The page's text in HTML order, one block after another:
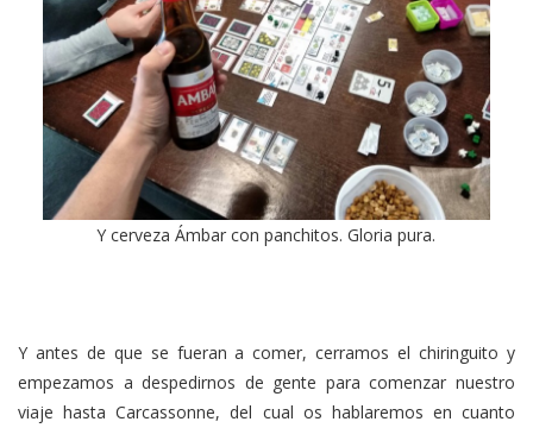
Y cerveza Ámbar con panchitos. Gloria pura.
Y antes de que se fueran a comer, cerramos el chiringuito y
empezamos a despedirnos de gente para comenzar nuestro
viaje hasta Carcassonne, del cual os hablaremos en cuanto